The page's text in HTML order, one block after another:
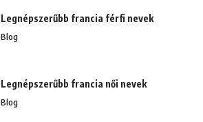
Legnépszerűbb francia férfi nevek
Blog
Legnépszerűbb francia női nevek
Blog